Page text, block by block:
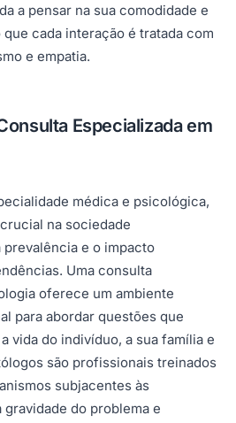
a pensar na sua comodidade e
cada interação é tratada com
e empatia.
Especializada em
médica e psicológica,
na sociedade
prevalência e o impacto
Uma consulta
oferece um ambiente
para abordar questões que
vida do indivíduo, a sua família e
são profissionais treinados
subjacentes às
do problema e